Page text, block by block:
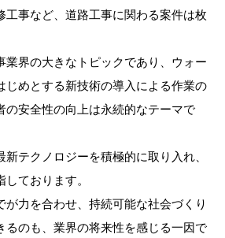
工事など、道路工事に関わる案件は枚
業界の大きなトピックであり、ウォー
じめとする新技術の導入による作業の
の安全性の向上は永続的なテーマで
テクノロジーを積極的に取り入れ、
ております。
が力を合わせ、持続可能な社会づくり
るのも、業界の将来性を感じる一因で